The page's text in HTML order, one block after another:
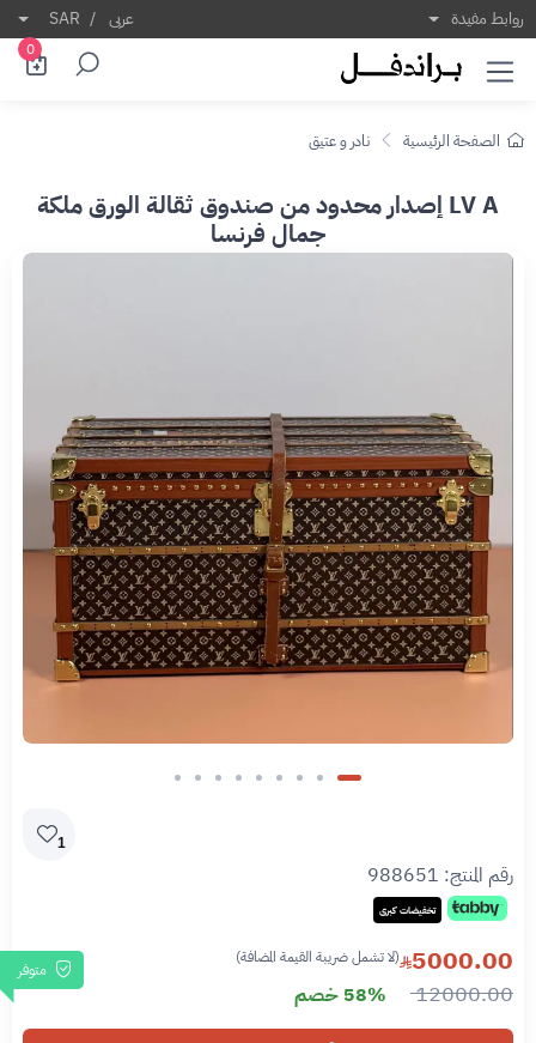
روابط مفيدة عربى /
SAR
0
الصفحة الرئيسية نادر و عتيق
LV A إصدار محدود من صندوق ثقالة الورق ملكة
جمال فرنسا
1
رقم المنتج: 988651
تخفيضات كبرى
متوفر 5000.00 (لا تشمل ضريبة القيمة المضافة)
12000.00 58% خصم